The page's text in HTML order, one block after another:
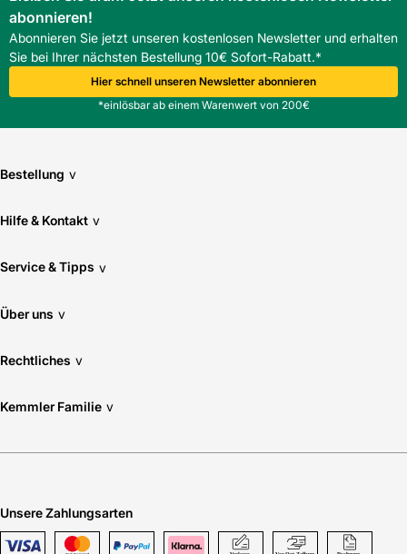
abonnieren!
Abonnieren Sie jetzt unseren kostenlosen Newsletter und erhalten
Sie bei Ihrer nächsten Bestellung 10€ Sofort-Rabatt.*
Hier schnell unseren Newsletter abonnieren
*einlösbar ab einem Warenwert von 200€
Bestellung v
Hilfe & Kontakt v
Service & Tipps v
Über uns v
Rechtliches v
Kemmler Familie v
Unsere Zahlungsarten